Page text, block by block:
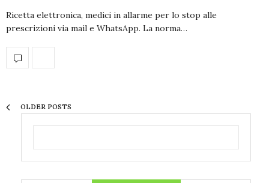
Ricetta elettronica, medici in allarme per lo stop alle
prescrizioni via mail e WhatsApp. La norma…
OLDER POSTS